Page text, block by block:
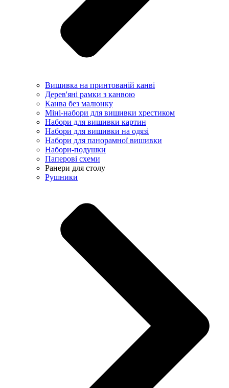
Вишивка на принтованій канві
Дерев'яні рамки з канвою
Канва без малюнку
Міні-набори для вишивки хрестиком
Набори для вишивки картин
Набори для вишивки на одязі
Набори для панорамної вишивки
Набори-подушки
Паперові схеми
Ранери для столу
Рушники